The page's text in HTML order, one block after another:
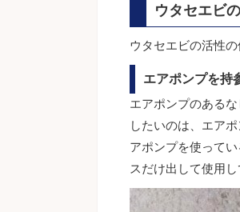
ウタセエビ
ウタセエビの活性
エアポンプを持
エアポンプのある
したいのは、エア
アポンプを使って
スだけ出して使用